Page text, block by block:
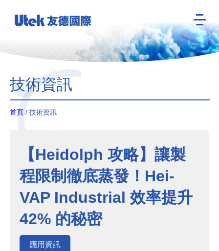
技術資訊
首頁 / 技術資訊
【Heidolph 攻略】讓製
程限制徹底蒸發！Hei-
VAP Industrial 效率提升
42% 的秘密
應用資訊